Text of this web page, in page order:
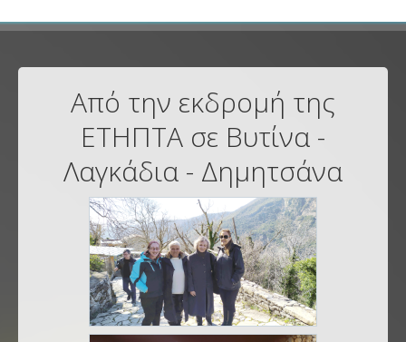
Από την εκδρομή της
ΕΤΗΠΤΑ σε Βυτίνα -
Λαγκάδια - Δημητσάνα